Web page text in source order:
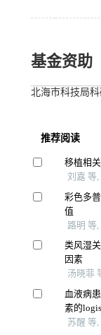
基金资助
北海市科技局科